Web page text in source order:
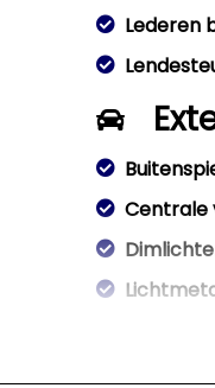
Lederen
Centrale